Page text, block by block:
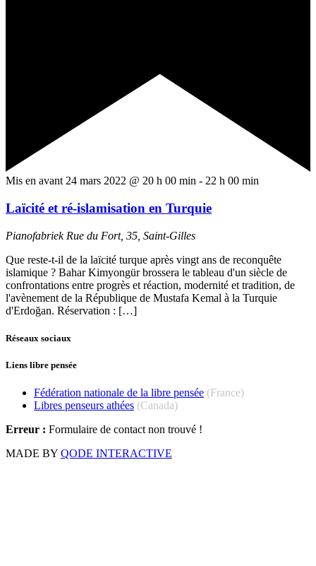
Mis en avant 24 mars 2022 @ 20 h 00 min - 22 h 00 min
Laïcité et ré-islamisation en Turquie
Pianofabriek Rue du Fort, 35, Saint-Gilles
Que reste-t-il de la laïcité turque après vingt ans de reconquête
islamique ? Bahar Kimyongür brossera le tableau d'un siècle de
confrontations entre progrès et réaction, modernité et tradition, de
l'avènement de la République de Mustafa Kemal à la Turquie
d'Erdoğan. Réservation : […]
Réseaux sociaux
Liens libre pensée
Fédération nationale de la libre pensée (France)
Libres penseurs athées (Canada)
Erreur : Formulaire de contact non trouvé !
MADE BY QODE INTERACTIVE